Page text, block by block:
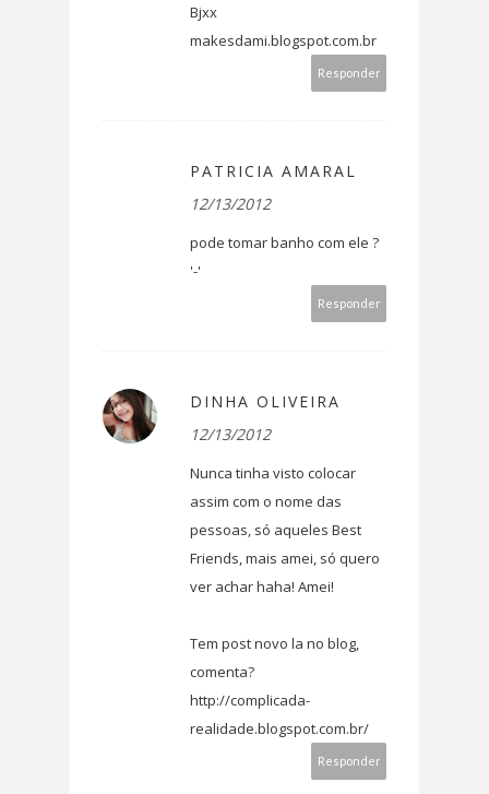
Bjxx
makesdami.blogspot.com.br
Responder
PATRICIA AMARAL
12/13/2012
pode tomar banho com ele ?
'-'
Responder
DINHA OLIVEIRA
12/13/2012
Nunca tinha visto colocar
assim com o nome das
pessoas, só aqueles Best
Friends, mais amei, só quero
ver achar haha! Amei!
Tem post novo la no blog,
comenta?
http://complicada-
realidade.blogspot.com.br/
Responder